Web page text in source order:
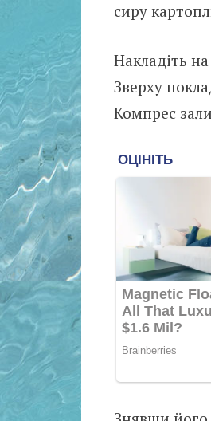
сиру
Накладіть
Зверху
Компрес